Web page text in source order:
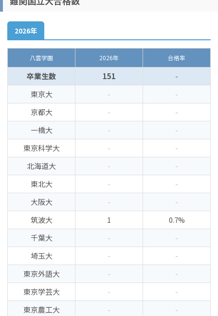
2026年
八雲学園 2026年 合格率
卒業生数 151
-
東京大
-
-
京都大
-
-
一橋大
-
-
東京科学大
-
-
北海道大
-
-
東北大
-
-
大阪大
-
-
筑波大
1
0.7%
千葉大
-
-
埼玉大
-
-
東京外語大
-
-
東京学芸大
-
-
東京農工大
-
-